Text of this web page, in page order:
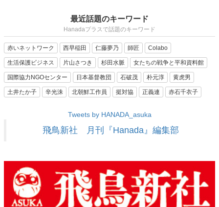
最近話題のキーワード
Hanadaプラスで話題のキーワード
赤いネットワーク 西早稲田 仁藤夢乃 師匠 Colabo
生活保護ビジネス 片山さつき 杉田水脈 女たちの戦争と平和資料館
国際協力NGOセンター 日本基督教団 石破茂 朴元淳 黄虎男
土井たか子 辛光洙 北朝鮮工作員 挺対協 正義連 赤石千衣子
Tweets by HANADA_asuka
飛鳥新社 月刊『Hanada』編集部